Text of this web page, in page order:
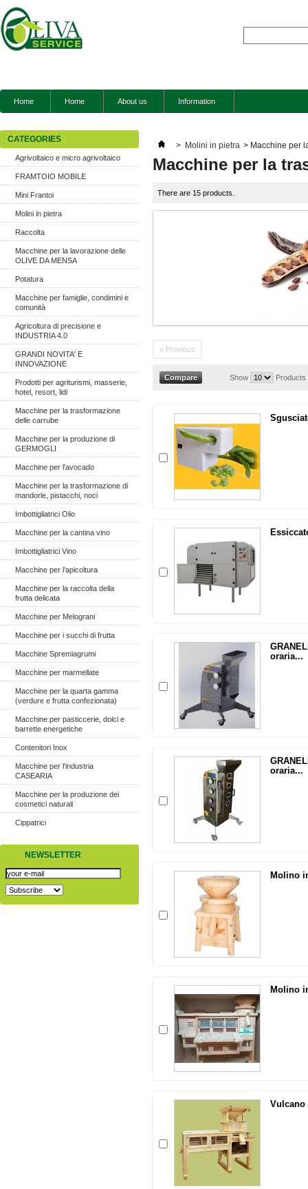
Home Home About us Information
CATEGORIES
Agrivoltaico e micro agrivoltaico
FRAMTOIO MOBILE
Mini Frantoi
Molini in pietra
Raccolta
Macchine per la lavorazione delle
OLIVE DA MENSA
Potatura
Macchine per famiglie, condimini e
comunità
Agricoltura di precisione e
INDUSTRIA 4.0
GRANDI NOVITA' E
INNOVAZIONE
Prodotti per agriturismi, masserie,
hotel, resort, lidi
Macchine per la trasformazione
delle carrube
Macchine per la produzione di
GERMOGLI
Macchine per l'avocado
Macchine per la trasformazione di
mandorle, pistacchi, noci
Imbottigliatrici Olio
Macchine per la cantina vino
Imbottigliatrici Vino
Macchine per l'apicoltura
Macchine per la raccolta della
frutta delicata
Macchine per Melograni
Macchine per i succhi di frutta
Macchine Spremiagrumi
Macchine per marmellate
Macchine per la quarta gamma
(verdure e frutta confezionata)
Macchine per pasticcerie, dolci e
barrette energetiche
Contenitori Inox
Macchine per l'industria
CASEARIA
Macchine per la produzione dei
cosmetici naturali
Cippatrici
NEWSLETTER
> Molini in pietra > Macchine per
Macchine per la
There are 15 products.
« Previous
Show Products
oraria...
oraria...
Molino
Molino
Vulcano